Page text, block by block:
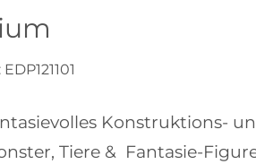
EDP121101
Konstruktions-
Tiere & Fantasie-